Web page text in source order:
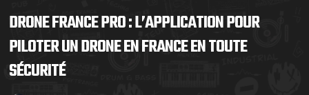
DRONE FRANCE PRO : L’APPLICATION POUR
PILOTER UN DRONE EN FRANCE EN TOUTE
SÉCURITÉ